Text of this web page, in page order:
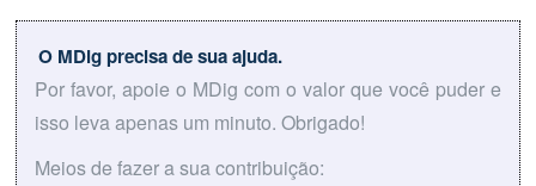
O MDig precisa de sua ajuda.
Por favor, apoie o MDig com o valor que você puder e
isso leva apenas um minuto. Obrigado!
Meios de fazer a sua contribuição: